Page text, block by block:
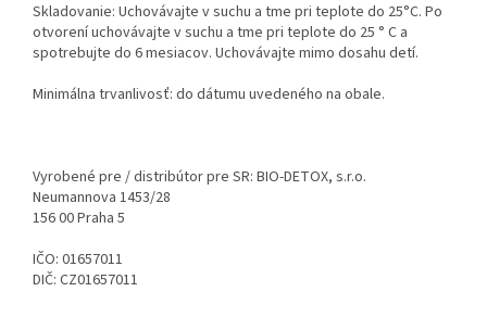
Skladovanie: Uchovávajte v suchu a tme pri teplote do 25°C. Po
otvorení uchovávajte v suchu a tme pri teplote do 25 ° C a
spotrebujte do 6 mesiacov. Uchovávajte mimo dosahu detí.
Minimálna trvanlivosť: do dátumu uvedeného na obale.
Vyrobené pre / distribútor pre SR: BIO-DETOX, s.r.o.
Neumannova 1453/28
156 00 Praha 5
IČO: 01657011
DIČ: CZ01657011